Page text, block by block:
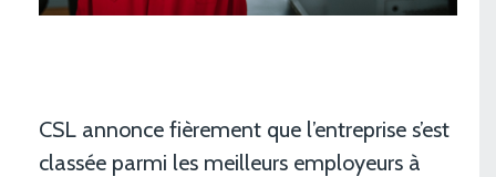
CSL annonce fièrement que l’entreprise s’est
classée parmi les meilleurs employeurs à